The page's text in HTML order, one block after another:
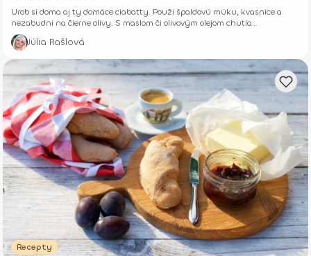
Urob si doma aj ty domáce ciabatty. Použi špaldovú múku, kvasnice a
nezabudni na čierne olivy. S maslom či olivovým olejom chutia
fantasticky!
Júlia Rašlová
Recepty